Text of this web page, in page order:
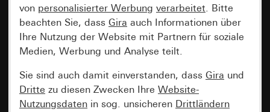
von personalisierter Werbung verarbeitet. Bitte
beachten Sie, dass Gira auch Informationen über
Ihre Nutzung der Website mit Partnern für soziale
Medien, Werbung und Analyse teilt.
Sie sind auch damit einverstanden, dass Gira und
Dritte zu diesen Zwecken Ihre Website-
Nutzungsdaten in sog. unsicheren Drittländern